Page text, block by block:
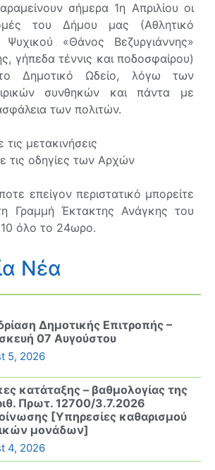
σήμερα 1η Απριλίου οι
του Δήμου μας (Αθλητικό
«Θάνος Βεζυργιάννης»
γήπεδα τέννις και ποδοσφαίρου)
Δημοτικό Ωδείο, λόγω των
συνθηκών και πάντα με
των πολιτών.
τις μετακινήσεις
τις οδηγίες των Αρχών
επείγον περιστατικό μπορείτε
Γραμμή Έκτακτης Ανάγκης του
όλο το 24ωρο.
Νέα
Δημοτικής Επιτροπής –
07 Αυγούστου
5, 2026
κατάταξης – βαθμολογίας της
Πρωτ. 12700/3.7.2026
[Υπηρεσίες καθαρισμού
μονάδων]
4, 2026